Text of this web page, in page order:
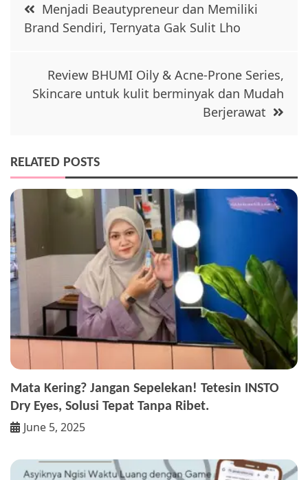
navigation
Menjadi Beautypreneur dan Memiliki
Brand Sendiri, Ternyata Gak Sulit Lho
Review BHUMI Oily & Acne-Prone Series,
Skincare untuk kulit berminyak dan Mudah
Berjerawat
RELATED POSTS
Mata Kering? Jangan Sepelekan! Tetesin INSTO
Dry Eyes, Solusi Tepat Tanpa Ribet.
June 5, 2025